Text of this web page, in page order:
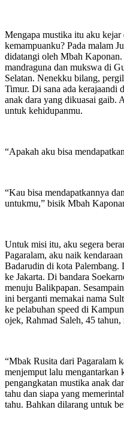
Mengapa mustika itu aku kejar
kemampuanku? Pada malam
didatangi oleh Mbah
mandraguna dan mukswa di
Selatan. Nenekku bilang,
Timur. Di sana ada kerajaandi
anak dara yang dikuasai gaib.
untuk kehidupanmu.
“Apakah aku bisa
“Kau bisa mendapatkannya
untukmu,” bisik Mbah
Untuk misi itu, aku segera
Pagaralam, aku naik
Badarudin di kota Palembang.
ke Jakarta. Di bandara
menuju Balikpapan.
ini berganti memakai nama
ke pelabuhan speed di
ojek, Rahmad Saleh, 45 tahun,
“Mbak Rusita dari Pagaralam
menjemput lalu mengantarkan
pengangkatan mustika anak
tahu dan siapa yang
tahu. Bahkan dilarang untuk